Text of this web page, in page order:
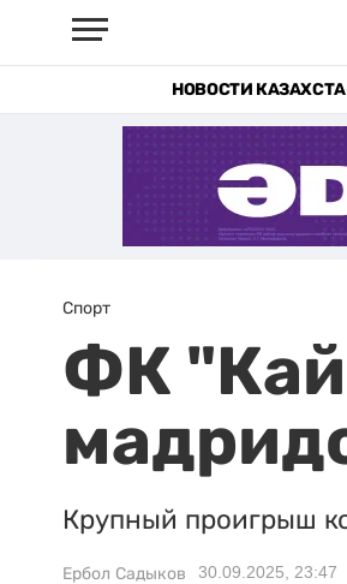
НОВОСТИ
Спорт
ФК
Крупный проигрыш
Ербол Садыков 30.09.2025, 23:47